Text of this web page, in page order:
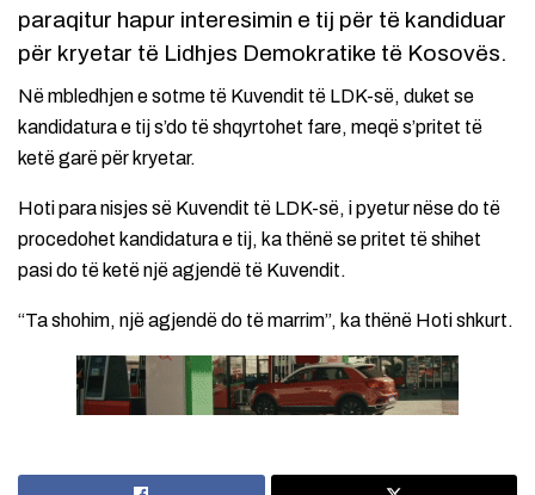
paraqitur hapur interesimin e tij për të kandiduar
për kryetar të Lidhjes Demokratike të Kosovës.
Në mbledhjen e sotme të Kuvendit të LDK-së, duket se
kandidatura e tij s’do të shqyrtohet fare, meqë s’pritet të
ketë garë për kryetar.
Hoti para nisjes së Kuvendit të LDK-së, i pyetur nëse do të
procedohet kandidatura e tij, ka thënë se pritet të shihet
pasi do të ketë një agjendë të Kuvendit.
“Ta shohim, një agjendë do të marrim”, ka thënë Hoti shkurt.